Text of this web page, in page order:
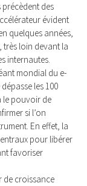
précèdent des
évident
quelques années,
très loin devant la
internautes.
mondial du e-
les 100
le pouvoir de
si l’on
En effet, la
pour libérer
favoriser
de croissance